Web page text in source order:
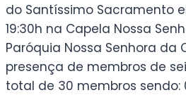
do Santíssimo Sacramento
19:30h na Capela Nossa
Paróquia Nossa Senhora da
presença de membros de
total de 30 membros sendo: